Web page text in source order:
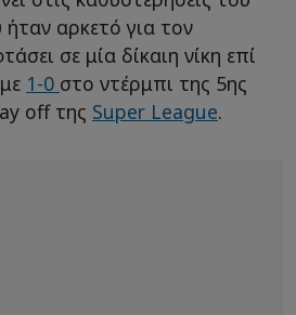
αρκετό για τον
σε μία δίκαιη νίκη επί
1-0 στο ντέρμπι της 5ης
off της Super League.